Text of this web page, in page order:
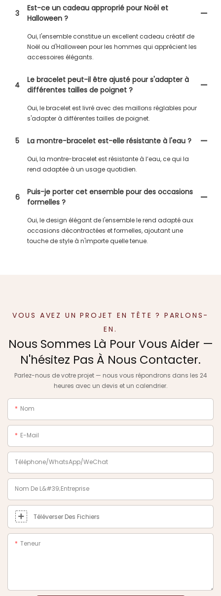
3
Est-ce un cadeau approprié pour Noël et
Halloween ?
Oui, l'ensemble constitue un excellent cadeau créatif de
Noël ou d'Halloween pour les hommes qui apprécient les
accessoires élégants.
4
Le bracelet peut-il être ajusté pour s'adapter à
différentes tailles de poignet ?
Oui, le bracelet est livré avec des maillons réglables pour
s'adapter à différentes tailles de poignet.
5 La montre-bracelet est-elle résistante à l'eau ?
Oui, la montre-bracelet est résistante à l’eau, ce qui la
rend adaptée à un usage quotidien.
6
Puis-je porter cet ensemble pour des occasions
formelles ?
Oui, le design élégant de l'ensemble le rend adapté aux
occasions décontractées et formelles, ajoutant une
touche de style à n'importe quelle tenue.
VOUS AVEZ UN PROJET EN TÊTE ? PARLONS-
EN.
Nous Sommes Là Pour Vous Aider —
N'hésitez Pas À Nous Contacter.
Parlez-nous de votre projet — nous vous répondrons dans les 24
heures avec un devis et un calendrier.
Nom
E-Mail
Téléphone/WhatsApp/WeChat
Nom De L&#39;entreprise
Téléverser Des Fichiers
Teneur